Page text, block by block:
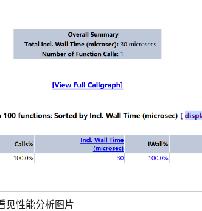
见性能分析图片